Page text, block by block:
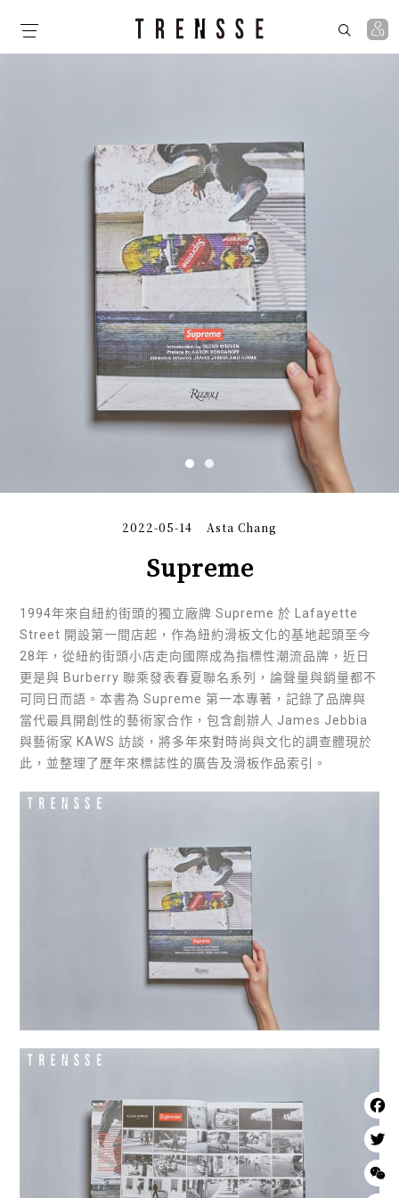
Supreme
Asta Chang
2022-05-14
1994年來自紐約街頭的獨立廠牌 Supreme 於 Lafayette
Street 開設第一間店起，作為紐約滑板文化的基地起頭至今
28年，從紐約街頭小店走向國際成為指標性潮流品牌，近日
更是與 Burberry 聯乘發表春夏聯名系列，論聲量與銷量都不
可同日而語。本書為 Supreme 第一本專著，記錄了品牌與
當代最具開創性的藝術家合作，包含創辦人 James Jebbia
與藝術家 KAWS 訪談，將多年來對時尚與文化的調查體現於
此，並整理了歷年來標誌性的廣告及滑板作品索引。